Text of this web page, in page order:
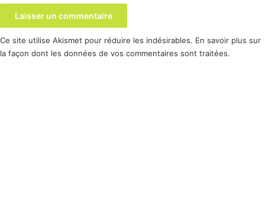
Ce site utilise Akismet pour réduire les indésirables. En savoir plus sur
la façon dont les données de vos commentaires sont traitées.